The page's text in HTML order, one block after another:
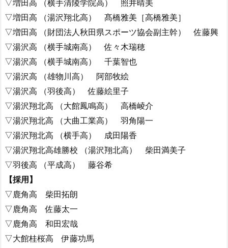
▽増田高 （横手清陵学院高） 照井晴美
▽増田高 （湯沢翔北高） 髙橋雅美［高橋雅美］
▽増田高 （財団法人秋田県スポーツ協会副主幹） 佐藤興
▽湯沢高 （横手城南高） 佐々木瑞穂
▽湯沢高 （横手城南高） 千葉智也
▽湯沢高 （雄物川高） 阿部牧絵
▽湯沢高 （羽後高） 佐藤絵里子
▽湯沢翔北高 （大館鳳鳴高） 高橋崚介
▽湯沢翔北高 （大曲工業高） 羽角陽一
▽湯沢翔北高 （横手高） 成田陽香
▽湯沢翔北高雄勝校 （湯沢翔北高） 柴田満美子
▽羽後高 （平成高） 藤谷希
【採用】
▽鹿角高 柴田拓朗
▽鹿角高 佐藤太一
▽鹿角高 和田宏哉
▽大館桂桜高 伊藤功馬